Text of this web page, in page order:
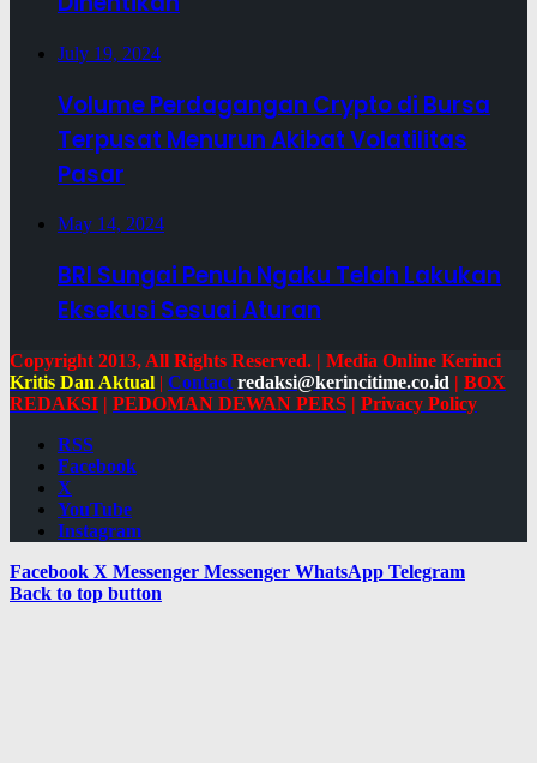
July 19, 2024
Volume Perdagangan Crypto di Bursa
Terpusat Menurun Akibat Volatilitas
Pasar
May 14, 2024
BRI Sungai Penuh Ngaku Telah Lakukan
Eksekusi Sesuai Aturan
Copyright 2013, All Rights Reserved. | Media Online Kerinci
Kritis Dan Aktual | Contact redaksi@kerincitime.co.id | BOX
REDAKSI | PEDOMAN DEWAN PERS | Privacy Policy
RSS
Facebook
X
YouTube
Instagram
Facebook X Messenger Messenger WhatsApp Telegram
Back to top button